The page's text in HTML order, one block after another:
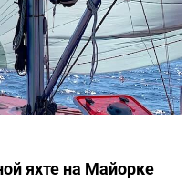
яхте на Майорке